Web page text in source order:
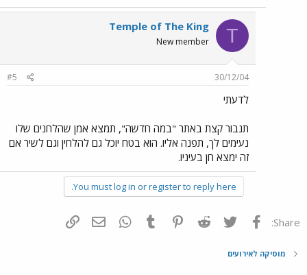
T
Temple of The King
New member
30/12/04
#5
לדעתי
תנבור קצת באתר "במה חדשה", תמצא אמן שהלחנים שלו
נעימים לך, תפנה אליו. הוא בטח יוכל גם להלחין וגם לשיר אם
זה ימצא חן בעיניו.
You must log in or register to reply here.
Share: פייסבוק Twitter
Reddit
Pinterest
Tumblr
WhatsAppדואר אלקטרוני
מוסיקה לאירועים